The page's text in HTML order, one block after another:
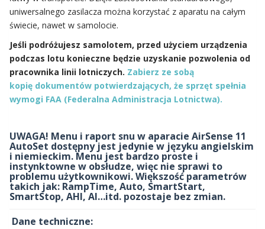
uniwersalnego zasilacza można korzystać z aparatu na całym
świecie, nawet w samolocie.
Jeśli podróżujesz samolotem, przed użyciem urządzenia
podczas lotu konieczne będzie uzyskanie pozwolenia od
pracownika linii lotniczych. Zabierz ze sobą
kopię dokumentów potwierdzających, że sprzęt spełnia
wymogi FAA (Federalna Administracja Lotnictwa).
UWAGA! Menu i raport snu w aparacie AirSense 11
AutoSet dostępny jest jedynie w języku angielskim
i niemieckim. Menu jest bardzo proste i
instynktowne w obsłudze, więc nie sprawi to
problemu użytkownikowi. Większość parametrów
takich jak: RampTime, Auto, SmartStart,
SmartStop, AHI, AI…itd. pozostaje bez zmian.
Dane techniczne: